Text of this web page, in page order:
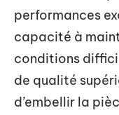
performances
capacité à
conditions
de qualité
d’embellir la